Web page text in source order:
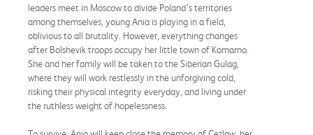
leaders meet in Moscow to divide Poland’s territories
among themselves, young Ania is playing in a field,
oblivious to all brutality. However, everything changes
after Bolshevik troops occupy her little town of Komarno.
She and her family will be taken to the Siberian Gulag,
where they will work restlessly in the unforgiving cold,
risking their physical integrity everyday, and living under
the ruthless weight of hopelessness.